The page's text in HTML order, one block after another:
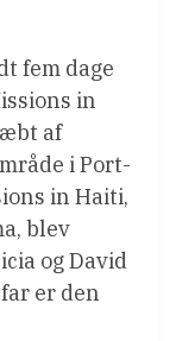
fem dage
in
af
i Port-
in Haiti,
blev
og David
er den